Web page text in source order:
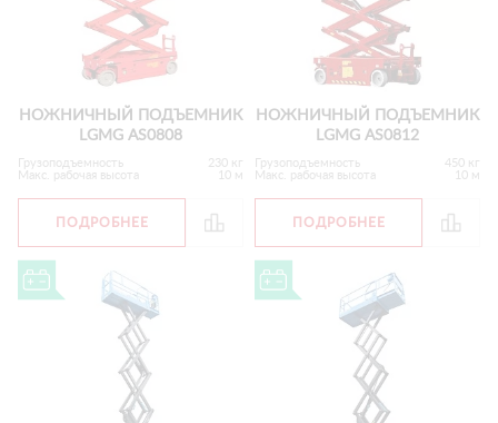
НОЖНИЧНЫЙ ПОДЪЕМНИК
LGMG AS0808
Грузоподъемность
230 кг
Макс. рабочая высота
10 м
ПОДРОБНЕЕ
НОЖНИЧНЫЙ ПОДЪЕМНИК
LGMG AS0812
Грузоподъемность
450 кг
Макс. рабочая высота
10 м
ПОДРОБНЕЕ